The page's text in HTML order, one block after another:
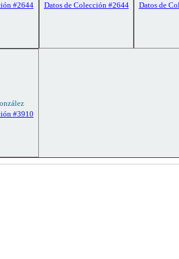
#2644
Datos de Colección #2644
Datos de
#3910